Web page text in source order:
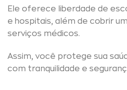
Ele oferece liberdade de
e hospitais, além de cobrir
serviços médicos.
Assim, você protege sua
com tranquilidade e